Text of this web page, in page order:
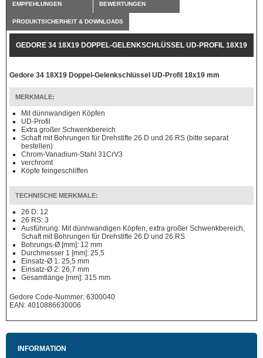
EMPFEHLUNGEN BEWERTUNGEN
PRODUKTSICHERHEIT & DOWNLOADS
GEDORE 34 18X19 DOPPEL-GELENKSCHLÜSSEL UD-PROFIL 18X19
Gedore 34 18X19 Doppel-Gelenkschlüssel UD-Profil 18x19 mm
MERKMALE:
Mit dünnwandigen Köpfen
UD-Profil
Extra großer Schwenkbereich
Schaft mit Bohrungen für Drehstifte 26 D und 26 RS (bitte separat
bestellen)
Chrom-Vanadium-Stahl 31CrV3
verchromt
Köpfe feingeschliffen
TECHNISCHE MERKMALE:
26 D: 12
26 RS: 3
Ausführung: Mit dünnwandigen Köpfen, extra großer Schwenkbereich,
Schaft mit Bohrungen für Drehstifte 26 D und 26 RS
Bohrungs-Ø [mm]: 12 mm
Durchmesser 1 [mm]: 25,5
Einsatz-Ø 1: 25,5 mm
Einsatz-Ø 2: 26,7 mm
Gesamtlänge [mm]: 315 mm
Gedore Code-Nummer: 6300040
EAN: 4010886630006
INFORMATION